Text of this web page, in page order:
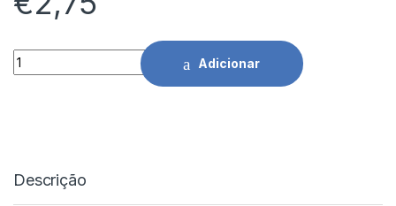
Tinteiro Comp. HP 920XL YL quantidade
Adicionar
Descrição